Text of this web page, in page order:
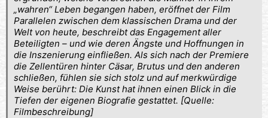
„wahren“ Leben begangen haben, eröffnet der Film
Parallelen zwischen dem klassischen Drama und der
Welt von heute, beschreibt das Engagement aller
Beteiligten – und wie deren Ängste und Hoffnungen in
die Inszenierung einfließen. Als sich nach der Premiere
die Zellentüren hinter Cäsar, Brutus und den anderen
schließen, fühlen sie sich stolz und auf merkwürdige
Weise berührt: Die Kunst hat ihnen einen Blick in die
Tiefen der eigenen Biografie gestattet. [Quelle:
Filmbeschreibung]